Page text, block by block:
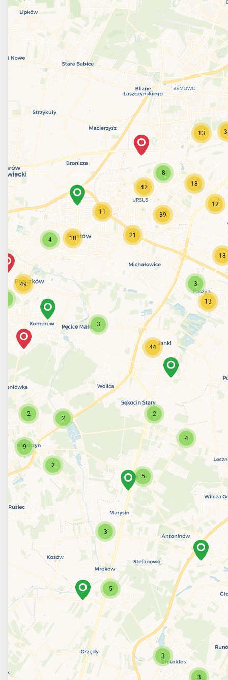
4
5
2
3
3
5
13
3
2
2
3
9
2
21
18
11
8
4
49
3
44
18
39
12
18
42
13